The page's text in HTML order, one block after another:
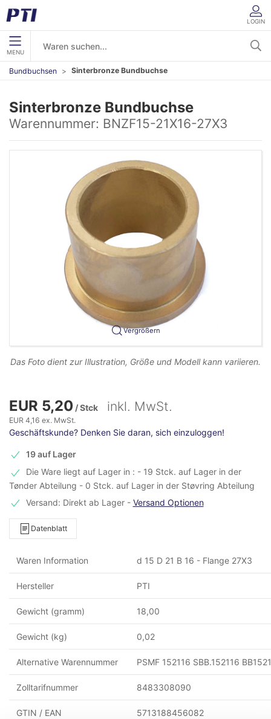
LOGIN
MENU
Bundbuchsen Sinterbronze Bundbuchse
Sinterbronze Bundbuchse
Warennummer: BNZF15-21X16-27X3
Vergrößern
Das Foto dient zur Illustration, Größe und Modell kann variieren.
EUR 5,20 / Stck inkl. MwSt.
EUR 4,16 ex. MwSt.
Geschäftskunde? Denken Sie daran, sich einzuloggen!
19 auf Lager
Die Ware liegt auf Lager in : - 19 Stck. auf Lager in der
Tønder Abteilung - 0 Stck. auf Lager in der Støvring Abteilung
Versand: Direkt ab Lager- Versand Optionen
Datenblatt
Waren Information d 15 D 21 B 16 - Flange 27X3
Hersteller PTI
Gewicht (gramm) 18,00
Gewicht (kg) 0,02
Alternative Warennummer PSMF 152116 SBB.152116
Zolltarifnummer 8483308090
GTIN / EAN 5713188456082